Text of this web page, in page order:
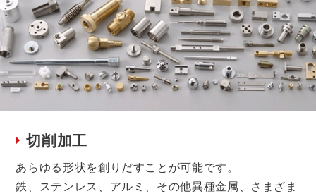
切削加工
あらゆる形状を創りだすことが可能です。
鉄、ステンレス、アルミ、その他異種金属、さまざま